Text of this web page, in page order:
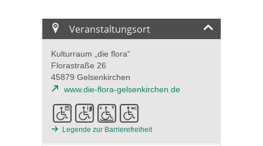
Veranstaltungsort
Kulturraum „die flora“
Florastraße 26
45879 Gelsenkirchen
www.die-flora-gelsenkirchen.de
Legende zur Barrierefreiheit